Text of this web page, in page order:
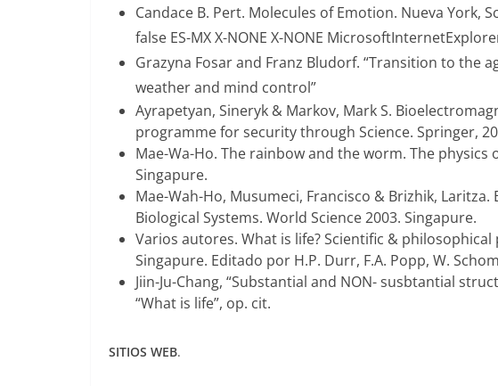
Candace B. Pert. Molecules of Emotion. Nueva York,
false ES-MX X-NONE X-NONE
Grazyna Fosar and Franz Bludorf. “Transition to the
weather and mind control”
Ayrapetyan, Sineryk & Markov, Mark S.
programme for security through Science. Springer,
Mae-Wa-Ho. The rainbow and the worm. The physics
Singapure.
Mae-Wah-Ho, Musumeci, Francisco & Brizhik,
Biological Systems. World Science 2003. Singapure.
Varios autores. What is life? Scientific & philosophical
Singapure. Editado por H.P. Durr, F.A. Popp, W.
Jiin-Ju-Chang, “Substantial and NON- susbtantial
“What is life”, op. cit.
SITIOS WEB.